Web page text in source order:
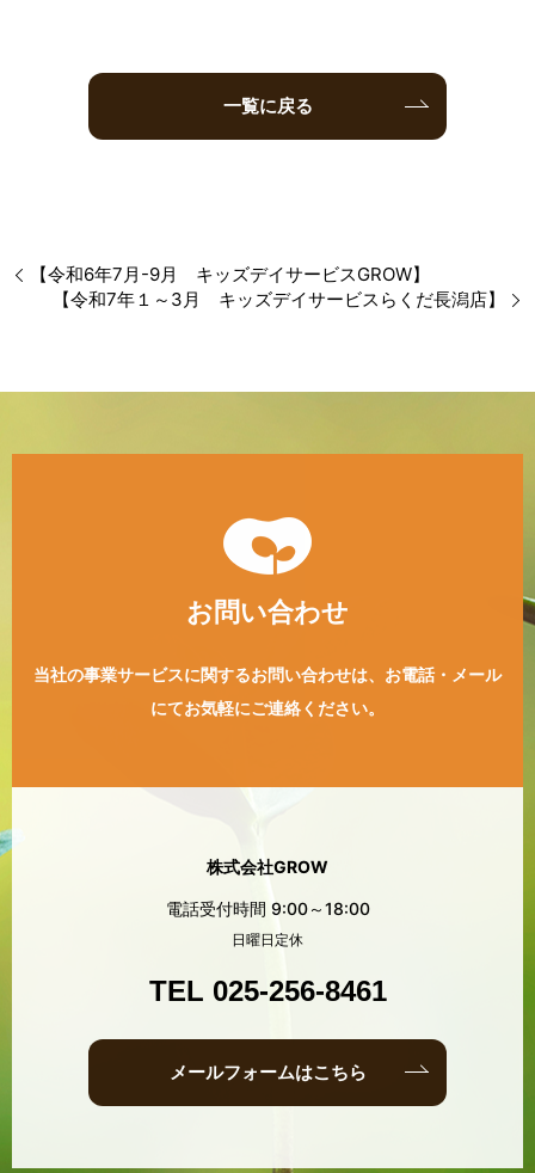
一覧に戻る
【令和6年7月-9月 キッズデイサービスGROW】
【令和7年１～3月 キッズデイサービスらくだ長潟店】
お問い合わせ
当社の事業サービスに関するお問い合わせは、 お電話・メール
にてお気軽にご連絡ください。
株式会社GROW
電話受付時間 9:00～18:00
日曜日定休
TEL 025-256-8461
メールフォームはこちら